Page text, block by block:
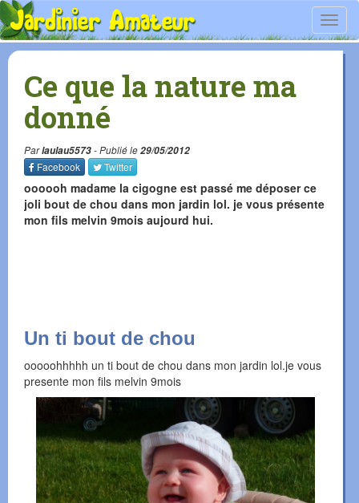
Ce que la nature ma
donné
Parlaulau5573- Publié le29/05/2012
Facebook
Twitter
oooooh madame la cigogne est passé me déposer ce
joli bout de chou dans mon jardin lol. je vous présente
mon fils melvin 9mois aujourd hui.
Un ti bout de chou
ooooohhhhh un ti bout de chou dans mon jardin lol.je vous
presente mon fils melvin 9mois